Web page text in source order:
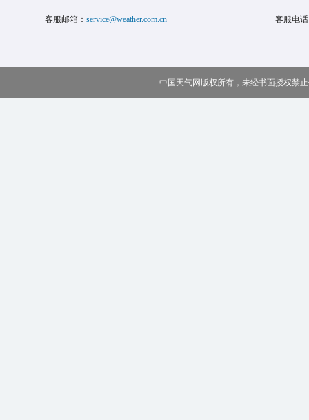
客服邮箱： service@weather.com.cn 客服电
中国天气网版权所有，未经书面授权